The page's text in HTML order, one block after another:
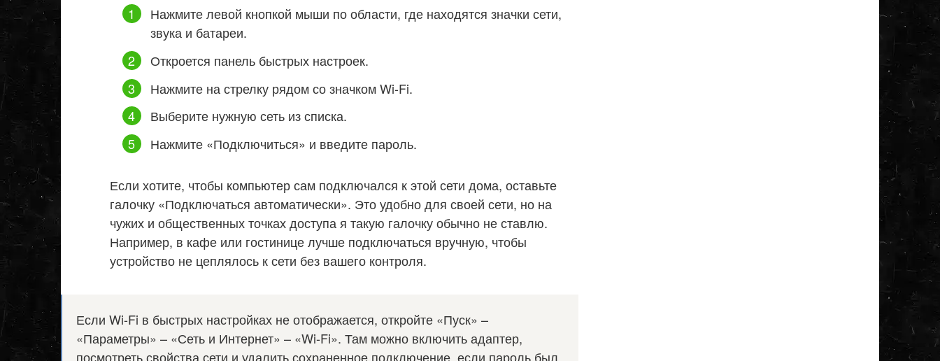
Нажмите левой кнопкой мыши по области, где находятся значки сети,
звука и батареи.
Откроется панель быстрых настроек.
Нажмите на стрелку рядом со значком Wi-Fi.
Выберите нужную сеть из списка.
Нажмите «Подключиться» и введите пароль.
Если хотите, чтобы компьютер сам подключался к этой сети дома, оставьте
галочку «Подключаться автоматически». Это удобно для своей сети, но на
чужих и общественных точках доступа я такую галочку обычно не ставлю.
Например, в кафе или гостинице лучше подключаться вручную, чтобы
устройство не цеплялось к сети без вашего контроля.
Если Wi-Fi в быстрых настройках не отображается, откройте «Пуск» –
«Параметры» – «Сеть и Интернет» – «Wi-Fi». Там можно включить адаптер,
посмотреть свойства сети и удалить сохраненное подключение, если пароль был